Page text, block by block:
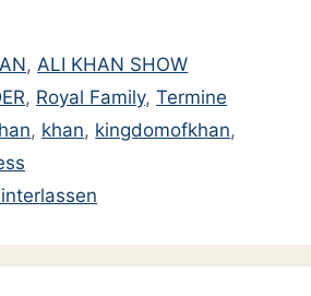
, ALI KHAN SHOW
, Royal Family, Termine
, khan, kingdomofkhan,